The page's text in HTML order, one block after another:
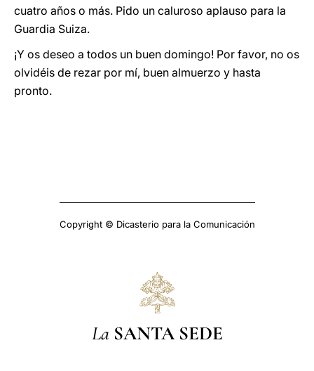
cuatro años o más. Pido un caluroso aplauso para la
Guardia Suiza.
¡Y os deseo a todos un buen domingo! Por favor, no os
olvidéis de rezar por mí, buen almuerzo y hasta
pronto.
Copyright © Dicasterio para la Comunicación
La SANTA SEDE